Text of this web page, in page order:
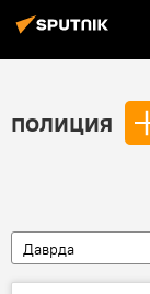
полиция
Даврда